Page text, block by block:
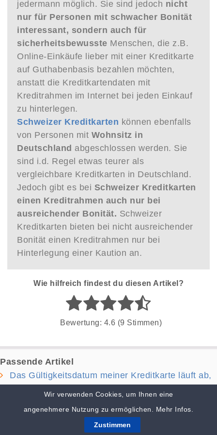
jedermann möglich. Sie sind jedoch nicht
nur für Personen mit schwacher Bonität
interessant, sondern auch für
sicherheitsbewusste Menschen, die z.B.
Online-Einkäufe lieber mit einer Kreditkarte
auf Guthabenbasis bezahlen möchten,
anstatt die Kreditkartendaten mit
Kreditrahmen im Internet bei jeden Einkauf
zu hinterlegen.
Schweizer Kreditkarten können ebenfalls
von Personen mit Wohnsitz in
Deutschland abgeschlossen werden. Sie
sind i.d. Regel etwas teurer als
vergleichbare Kreditkarten in Deutschland.
Jedoch gibt es bei Schweizer Kreditkarten
einen Kreditrahmen auch nur bei
ausreichender Bonität. Schweizer
Kreditkarten bieten bei nicht ausreichender
Bonität einen Kreditrahmen nur bei
Hinterlegung einer Kaution an.
Wie hilfreich findest du diesen Artikel?
Bewertung: 4.6 (9 Stimmen)
Passende Artikel
Das Gültigkeitsdatum meiner Kreditkarte läuft ab,
VISA-KARTE – der kleine Ratgeber über die
Wir verwenden Cookies, um Ihnen eine
angenehmere Nutzung zu ermöglichen. Mehr Infos.
Zustimmen